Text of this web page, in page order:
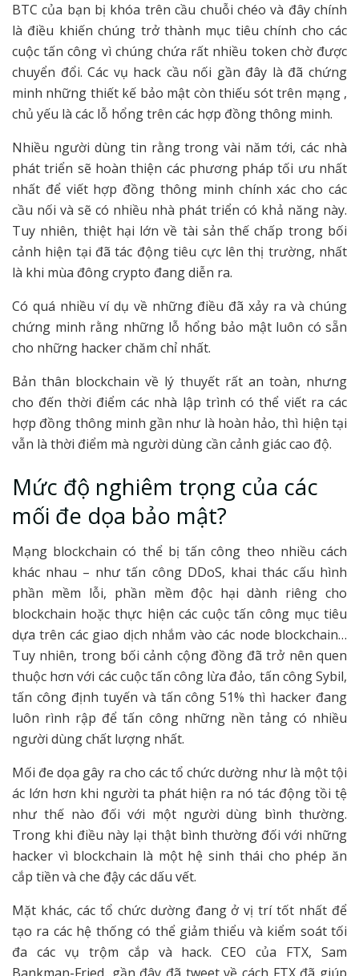
BTC của bạn bị khóa trên cầu chuỗi chéo và đây chính
là điều khiến chúng trở thành mục tiêu chính cho các
cuộc tấn công vì chúng chứa rất nhiều token chờ được
chuyển đổi. Các vụ hack cầu nối gần đây là đã chứng
minh những thiết kế bảo mật còn thiếu sót trên mạng ,
chủ yếu là các lỗ hổng trên các hợp đồng thông minh.
Nhiều người dùng tin rằng trong vài năm tới, các nhà
phát triển sẽ hoàn thiện các phương pháp tối ưu nhất
nhất để viết hợp đồng thông minh chính xác cho các
cầu nối và sẽ có nhiều nhà phát triển có khả năng này.
Tuy nhiên, thiệt hại lớn về tài sản thế chấp trong bối
cảnh hiện tại đã tác động tiêu cực lên thị trường, nhất
là khi mùa đông crypto đang diễn ra.
Có quá nhiều ví dụ về những điều đã xảy ra và chúng
chứng minh rằng những lỗ hổng bảo mật luôn có sẵn
cho những hacker chăm chỉ nhất.
Bản thân blockchain về lý thuyết rất an toàn, nhưng
cho đến thời điểm các nhà lập trình có thể viết ra các
hợp đồng thông minh gần như là hoàn hảo, thì hiện tại
vẫn là thời điểm mà người dùng cần cảnh giác cao độ.
Mức độ nghiêm trọng của các
mối đe dọa bảo mật?
Mạng blockchain có thể bị tấn công theo nhiều cách
khác nhau – như tấn công DDoS, khai thác cấu hình
phần mềm lỗi, phần mềm độc hại dành riêng cho
blockchain hoặc thực hiện các cuộc tấn công mục tiêu
dựa trên các giao dịch nhắm vào các node blockchain…
Tuy nhiên, trong bối cảnh cộng đồng đã trở nên quen
thuộc hơn với các cuộc tấn công lừa đảo, tấn công Sybil,
tấn công định tuyến và tấn công 51% thì hacker đang
luôn rình rập để tấn công những nền tảng có nhiều
người dùng chất lượng nhất.
Mối đe dọa gây ra cho các tổ chức dường như là một tội
ác lớn hơn khi người ta phát hiện ra nó tác động tồi tệ
như thế nào đối với một người dùng bình thường.
Trong khi điều này lại thật bình thường đối với những
hacker vì blockchain là một hệ sinh thái cho phép ăn
cắp tiền và che đậy các dấu vết.
Mặt khác, các tổ chức dường đang ở vị trí tốt nhất để
tạo ra các hệ thống có thể giảm thiểu và kiểm soát tối
đa các vụ trộm cắp và hack. CEO của FTX, Sam